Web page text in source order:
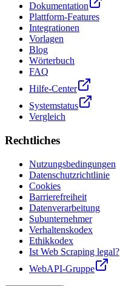
Dokumentation
Plattform-Features
Integrationen
Vorlagen
Blog
Wörterbuch
FAQ
Hilfe-Center
Systemstatus
Vergleich
Rechtliches
Nutzungsbedingungen
Datenschutzrichtlinie
Cookies
Barrierefreiheit
Datenverarbeitung
Subunternehmer
Verhaltenskodex
Ethikkodex
Ist Web Scraping legal?
WebAPI-Gruppe